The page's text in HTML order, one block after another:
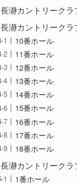
長瀞カントリークラ
長瀞カントリーク
10番ホール
11番ホール
12番ホール
13番ホール
14番ホール
15番ホール
16番ホール
17番ホール
18番ホール
長瀞カントリークラ
1番ホール